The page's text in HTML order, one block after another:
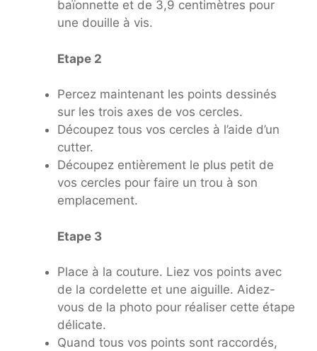
baïonnette et de 3,9 centimètres pour
une douille à vis.
Etape 2
Percez maintenant les points dessinés
sur les trois axes de vos cercles.
Découpez tous vos cercles à l’aide d’un
cutter.
Découpez entièrement le plus petit de
vos cercles pour faire un trou à son
emplacement.
Etape 3
Place à la couture. Liez vos points avec
de la cordelette et une aiguille. Aidez-
vous de la photo pour réaliser cette étape
délicate.
Quand tous vos points sont raccordés,